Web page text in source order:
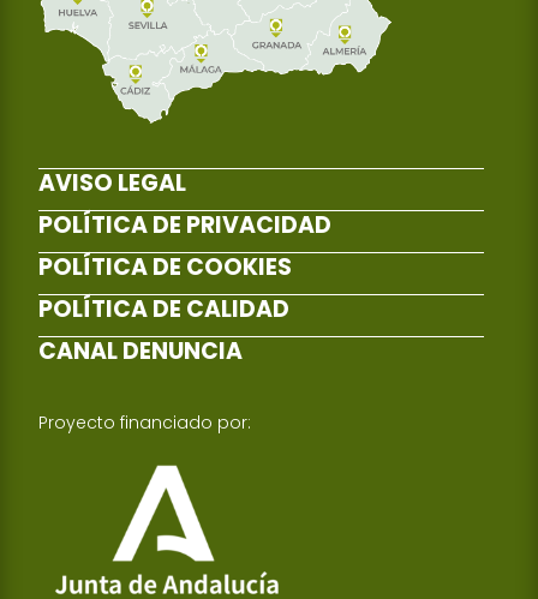
AVISO LEGAL
POLÍTICA DE PRIVACIDAD
POLÍTICA DE COOKIES
POLÍTICA DE CALIDAD
CANAL DENUNCIA
Proyecto financiado por: